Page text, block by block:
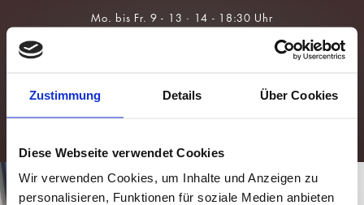
Zustimmung Details Über Cookies
Diese Webseite verwendet Cookies
Wir verwenden Cookies, um Inhalte und Anzeigen zu
personalisieren, Funktionen für soziale Medien anbieten
Leistungen
Augengesundheit
Kontaktlinsen